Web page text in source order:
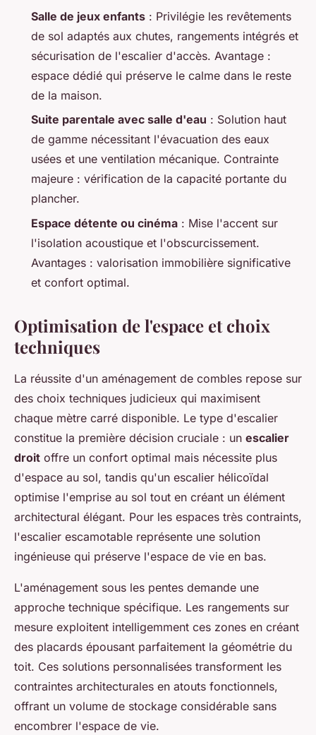
Salle de jeux enfants : Privilégie les revêtements
de sol adaptés aux chutes, rangements intégrés et
sécurisation de l'escalier d'accès. Avantage :
espace dédié qui préserve le calme dans le reste
de la maison.
Suite parentale avec salle d'eau : Solution haut
de gamme nécessitant l'évacuation des eaux
usées et une ventilation mécanique. Contrainte
majeure : vérification de la capacité portante du
plancher.
Espace détente ou cinéma : Mise l'accent sur
l'isolation acoustique et l'obscurcissement.
Avantages : valorisation immobilière significative
et confort optimal.
Optimisation de l'espace et choix
techniques
La réussite d'un aménagement de combles repose sur
des choix techniques judicieux qui maximisent
chaque mètre carré disponible. Le type d'escalier
constitue la première décision cruciale : un escalier
droit offre un confort optimal mais nécessite plus
d'espace au sol, tandis qu'un escalier hélicoïdal
optimise l'emprise au sol tout en créant un élément
architectural élégant. Pour les espaces très contraints,
l'escalier escamotable représente une solution
ingénieuse qui préserve l'espace de vie en bas.
L'aménagement sous les pentes demande une
approche technique spécifique. Les rangements sur
mesure exploitent intelligemment ces zones en créant
des placards épousant parfaitement la géométrie du
toit. Ces solutions personnalisées transforment les
contraintes architecturales en atouts fonctionnels,
offrant un volume de stockage considérable sans
encombrer l'espace de vie.